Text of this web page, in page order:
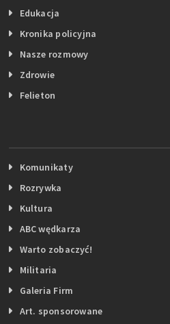
Edukacja
Kronika policyjna
Nasze rozmowy
Zdrowie
Felieton
Komunikaty
Rozrywka
Kultura
ABC wędkarza
Warto zobaczyć!
Militaria
Galeria Firm
Art. sponsorowane